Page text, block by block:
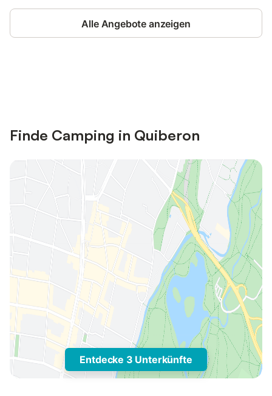
Alle Angebote anzeigen
Finde Camping in Quiberon
Entdecke 3 Unterkünfte